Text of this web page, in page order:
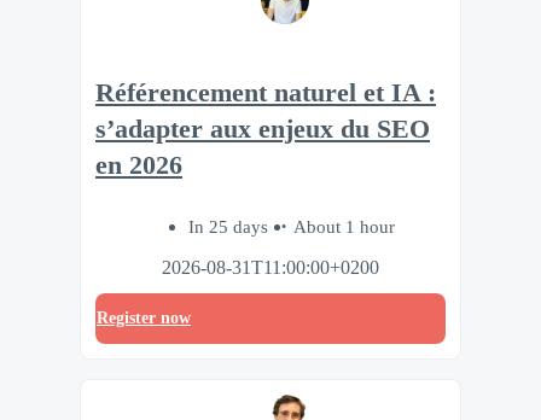
Référencement naturel et IA :
s’adapter aux enjeux du SEO
en 2026
In 25 days
About 1 hour
2026-08-31T11:00:00+0200
Register now